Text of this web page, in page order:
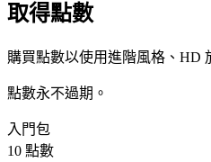
取得點數
購買點數以使用進階風格、HD
點數永不過期。
入門包
10 點數